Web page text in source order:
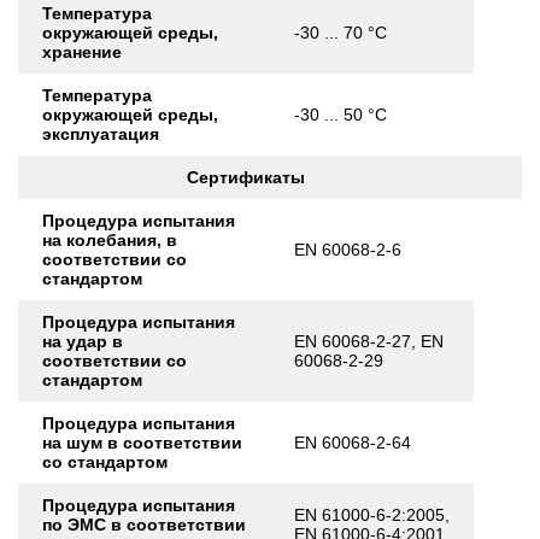
Температура
окружающей среды,
хранение
-30 ... 70 °C
Температура
окружающей среды,
эксплуатация
-30 ... 50 °C
Сертификаты
Процедура испытания
на колебания, в
соответствии со
стандартом
EN 60068-2-6
Процедура испытания
на удар в
соответствии со
стандартом
EN 60068-2-27, EN
60068-2-29
Процедура испытания
на шум в соответствии
со стандартом
EN 60068-2-64
Процедура испытания
по ЭМС в соответствии
EN 61000-6-2:2005,
EN 61000-6-4:2001